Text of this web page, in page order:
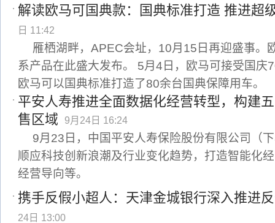
解读欧马可国典款：国典标准打造 推进超
日 11:42
雁栖湖畔，APEC会址，10月15日再迎盛事。
系产品在此盛大发布。 5月4日，欧马可接受国庆
欧马可以国典标准打造了80余台国典保障用车。
平安人寿推进全面数据化经营转型，构建
售区域
9月24日 16:24
9月23日，中国平安人寿保险股份有限公司（
顺应科技创新浪潮及行业变化趋势，打造智能化
经营导向等。
携手反假小超人：天津金城银行深入推进
24日 13:00